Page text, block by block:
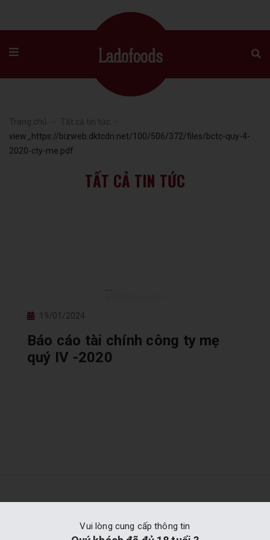
Trang chủ
Tất cả tin tức
view_https://bizweb.dktcdn.net/100/506/372/files/bctc-quy-4-
2020-cty-me.pdf
TẤT CẢ TIN TỨC
19/01/2024
Báo cáo tài chính công ty mẹ
quý IV -2020
Hàng Chính Hãng
Vui lòng cung cấp thông tin